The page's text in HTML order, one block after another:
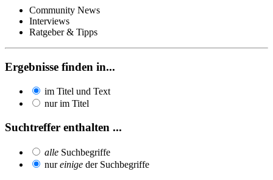
Community News
Interviews
Ratgeber & Tipps
Ergebnisse finden in...
im Titel und Text
nur im Titel
Suchtreffer enthalten ...
alle Suchbegriffe
nureinige der Suchbegriffe